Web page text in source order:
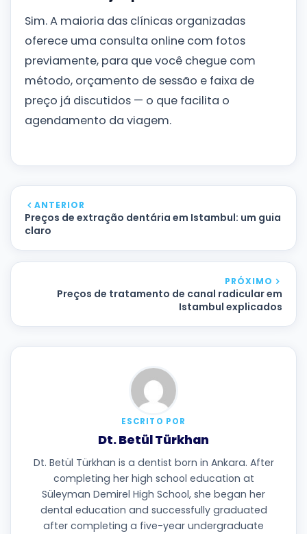
Sim. A maioria das clínicas organizadas
oferece uma consulta online com fotos
previamente, para que você chegue com
método, orçamento de sessão e faixa de
preço já discutidos — o que facilita o
agendamento da viagem.
ANTERIOR
Preços de extração dentária em Istambul: um guia
claro
PRÓXIMO
Preços de tratamento de canal radicular em
Istambul explicados
ESCRITO POR
Dt. Betül Türkhan
Dt. Betül Türkhan is a dentist born in Ankara. After
completing her high school education at
Süleyman Demirel High School, she began her
dental education and successfully graduated
after completing a five-year undergraduate